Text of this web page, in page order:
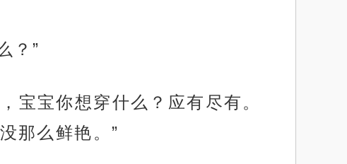
？”
宝宝你想穿什么？应有尽有。
那么鲜艳。”